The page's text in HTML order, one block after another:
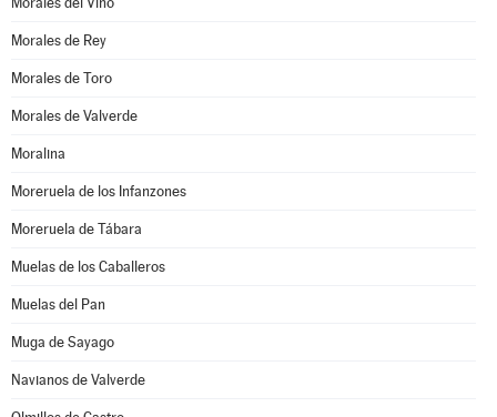
Morales de Rey
Morales de Toro
Morales de Valverde
Moralina
Moreruela de los Infanzones
Moreruela de Tábara
Muelas de los Caballeros
Muelas del Pan
Muga de Sayago
Navianos de Valverde